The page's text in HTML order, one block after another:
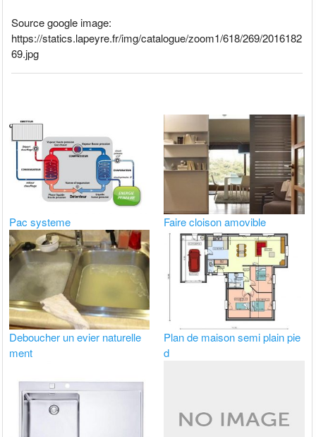
Source google image:
https://statics.lapeyre.fr/img/catalogue/zoom1/618/269/2016182
69.jpg
Pac systeme Faire cloison amovible
Deboucher un evier naturelle
ment
Plan de maison semi plain pie
d